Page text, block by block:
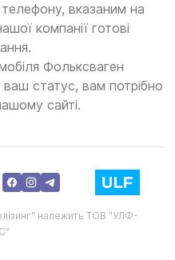
вказаним на
компанії готові
Фольксваген
ваш статус, вам потрібно
сайті.
належить ТОВ "УЛФ-